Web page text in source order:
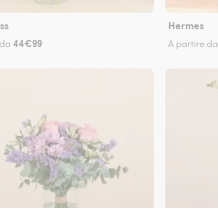
44€99
Hermes
A partire da